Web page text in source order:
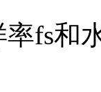
fs和